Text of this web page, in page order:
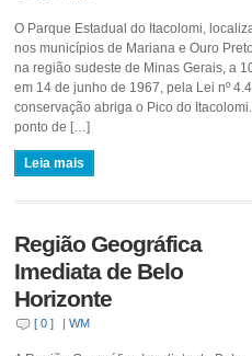
O Parque Estadual do Itacolomi,
nos municípios de Mariana e Ouro
na região sudeste de Minas Gerais, a
em 14 de junho de 1967, pela Lei nº
conservação abriga o Pico do
ponto de […]
Leia mais
Região Geográfica
Imediata de Belo
Horizonte
[ 0 ] |WM